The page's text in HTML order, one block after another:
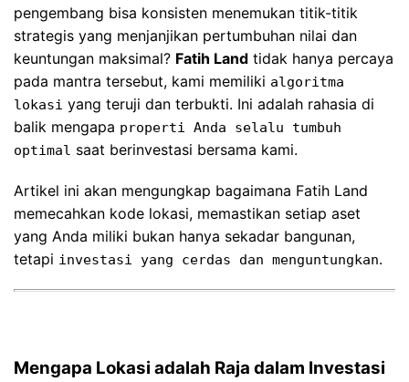
pengembang bisa konsisten menemukan titik-titik
strategis yang menjanjikan pertumbuhan nilai dan
keuntungan maksimal? Fatih Land tidak hanya percaya
pada mantra tersebut, kami memiliki algoritma
lokasi yang teruji dan terbukti. Ini adalah rahasia di
balik mengapa properti Anda selalu tumbuh
optimal saat berinvestasi bersama kami.
Artikel ini akan mengungkap bagaimana Fatih Land
memecahkan kode lokasi, memastikan setiap aset
yang Anda miliki bukan hanya sekadar bangunan,
tetapi investasi yang cerdas dan menguntungkan.
Mengapa Lokasi adalah Raja dalam Investasi